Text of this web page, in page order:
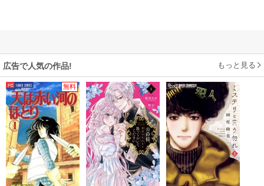
広告で人気の作品! もっと見る
無料